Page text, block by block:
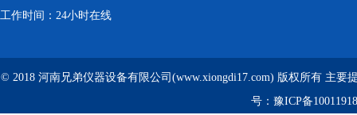
工作时间：24小时在线
© 2018 河南兄弟仪器设备有限公司(www.xiongdi17.com) 版权所有 主要
号： 豫ICP备